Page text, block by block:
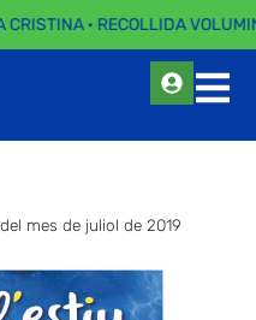
· RECOLLIDA
mes de juliol de 2019